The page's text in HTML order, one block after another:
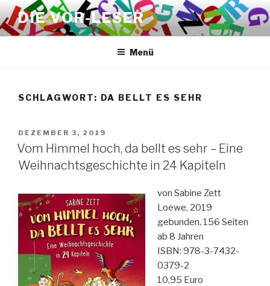
Zum
Inhalt
springen
DIE VOR-LESER
Menü
SCHLAGWORT: DA BELLT ES SEHR
VERÖFFENTLICHT
AM
DEZEMBER 3, 2019
Vom Himmel hoch, da bellt es sehr – Eine
Weihnachtsgeschichte in 24 Kapiteln
von Sabine Zett
Loewe, 2019
gebunden, 156 Seiten
ab 8 Jahren
ISBN: 978-3-7432-
0379-2
10,95 Euro